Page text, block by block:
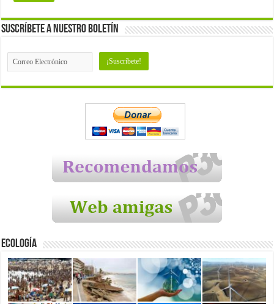
Suscríbete a nuestro Boletín
Ecología